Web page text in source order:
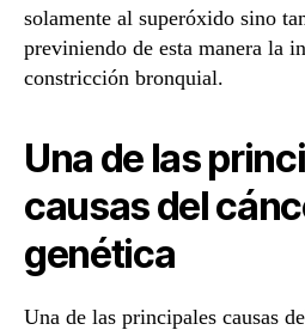
solamente al superóxido sino
previniendo de esta manera la
constricción bronquial.
Una de las
causas del
genética
Una de las principales causas